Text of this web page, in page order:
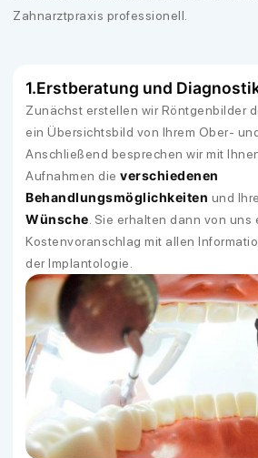
Zahnarztpraxis professionell.
1.Erstberatung und
Zunächst erstellen wir Röntgenbilder
ein Übersichtsbild von Ihrem Ober-
Anschließend besprechen wir mit
Aufnahmen die verschiedenen
Behandlungsmöglichkeiten und Ihre
Wünsche . Sie erhalten dann von
Kostenvoranschlag mit allen
der Implantologie.